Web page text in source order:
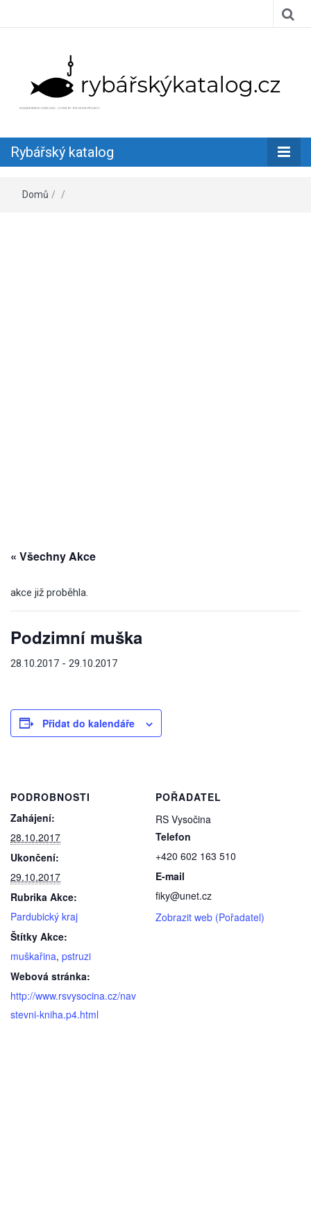
Rybářský
katalog
Rybářský katalog
Domů / /
« Všechny Akce
akce již proběhla.
Podzimní muška
28.10.2017 - 29.10.2017
Přidat do kalendáře
PODROBNOSTI
Zahájení:
28.10.2017
Ukončení:
29.10.2017
Rubrika Akce:
Pardubický kraj
Štítky Akce:
muškařina, pstruzi
Webová stránka:
http://www.rsvysocina.cz/nav
stevni-kniha.p4.html
POŘADATEL
RS Vysočina
Telefon
+420 602 163 510
E-mail
fiky@unet.cz
Zobrazit web (Pořadatel)